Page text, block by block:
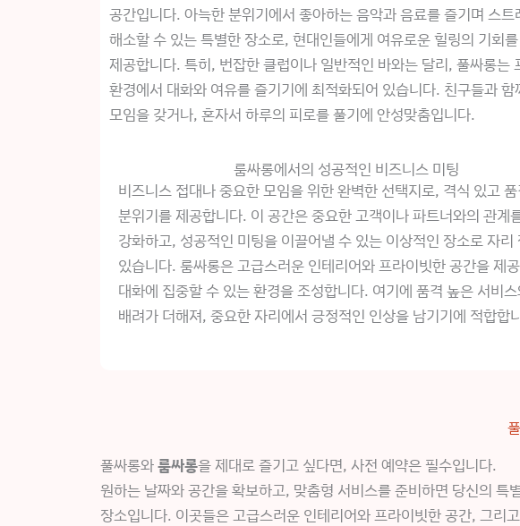
공간입니다. 아늑한 분위기에서 좋아하는 음악과 음료를 즐기며 스트
해소할 수 있는 특별한 장소로, 현대인들에게 여유로운 힐링의 기회를
제공합니다. 특히, 번잡한 클럽이나 일반적인 바와는 달리, 풀싸롱는
환경에서 대화와 여유를 즐기기에 최적화되어 있습니다. 친구들과 함
모임을 갖거나, 혼자서 하루의 피로를 풀기에 안성맞춤입니다.
룸싸롱에서의 성공적인 비즈니스 미팅
비즈니스 접대나 중요한 모임을 위한 완벽한 선택지로, 격식 있고
분위기를 제공합니다. 이 공간은 중요한 고객이나 파트너와의 관계
강화하고, 성공적인 미팅을 이끌어낼 수 있는 이상적인 장소로 자리
있습니다. 룸싸롱은 고급스러운 인테리어와 프라이빗한 공간을 제
대화에 집중할 수 있는 환경을 조성합니다. 여기에 품격 높은 서비
배려가 더해져, 중요한 자리에서 긍정적인 인상을 남기기에 적합합
풀싸롱와룸싸롱을 제대로 즐기고 싶다면, 사전 예약은 필수입니다.
원하는 날짜와 공간을 확보하고, 맞춤형 서비스를 준비하면 당신의
장소입니다. 이곳들은 고급스러운 인테리어와 프라이빗한 공간, 그리